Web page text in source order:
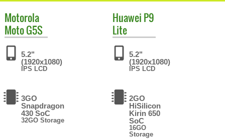
Motorola
Moto G5S
5.2"
(1920x1080)
IPS LCD
3GO
Snapdragon
430 SoC
32GO Storage
Huawei P9
Lite
5.2"
(1920x1080)
IPS LCD
2GO
HiSilicon
Kirin 650
SoC
16GO
Storage